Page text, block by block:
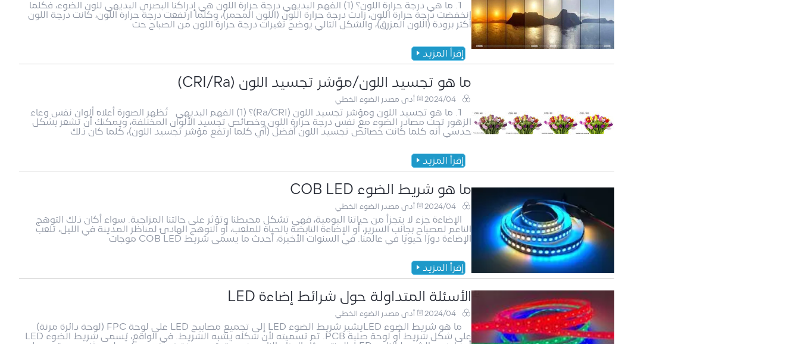
1. ما هي درجة حرارة اللون؟ (1) الفهم البديهي درجة حرارة اللون هي إدراكنا البصري البديهي للون الضوء، فكلما
انخفضت درجة حرارة اللون، زادت درجة حرارة اللون (اللون المحمر)، وكلما ارتفعت درجة حرارة اللون، كانت درجة اللون
أكثر برودة (اللون المزرق)، والشكل التالي يوضح تغيرات درجة حرارة اللون من الصباح حت
إقرأ المزيد
ما هو تجسيد اللون/مؤشر تجسيد اللون (CRI/Ra)
2024/04 أدى مصدر الضوء الخطي
1. ما هو تجسيد اللون ومؤشر تجسيد اللون (Ra/CRI)؟ (1) الفهم البديهي تُظهر الصورة أعلاه ألوان نفس وعاء
الزهور تحت مصادر الضوء مع نفس درجة حرارة اللون وخصائص تجسيد الألوان المختلفة، ويمكنك أن تشعر بشكل
حدسي أنه كلما كانت خصائص تجسيد اللون أفضل (أي كلما ارتفع مؤشر تجسيد اللون)، كلما كان ذلك
إقرأ المزيد
ما هو شريط الضوء COB LED
2024/04 أدى مصدر الضوء الخطي
الإضاءة جزء لا يتجزأ من حياتنا اليومية، فهي تشكل محيطنا وتؤثر على حالتنا المزاجية. سواء أكان ذلك التوهج
الناعم لمصباح بجانب السرير، أو الإضاءة النابضة بالحياة للملعب، أو التوهج الهادئ لمناظر المدينة في الليل، تلعب
الإضاءة دورًا حيويًا في عالمنا. في السنوات الأخيرة، أحدث ما يسمى شريط COB LED موجات
إقرأ المزيد
الأسئلة المتداولة حول شرائط إضاءة LED
2024/04 أدى مصدر الضوء الخطي
ما هو شريط الضوء LEDيشير شريط الضوء LED إلى تجميع مصابيح LED على لوحة FPC (لوحة دائرة مرنة)
على شكل شريط أو لوحة صلبة PCB. تم تسميته لأن شكله يشبه الشريط. في الواقع، يُسمى شريط الضوء LED